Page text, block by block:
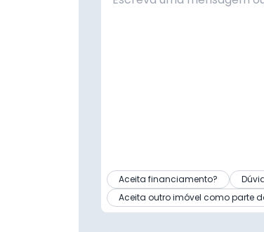
Aceita financiamento?
Aceita outro imóvel como parte